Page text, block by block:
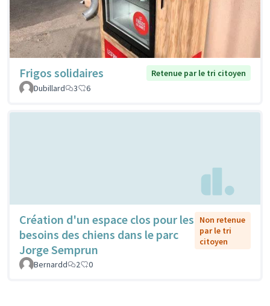
Frigos solidaires
Retenue par le tri citoyen
Dubillard
3 6
Création d'un espace clos pour les
besoins des chiens dans le parc
Jorge Semprun
Non retenue
par le tri
citoyen
Bernardd 2 0